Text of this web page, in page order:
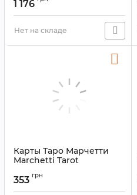
Артикул:
1 176
Нет на складе
Карты Таро Марчетти
Marchetti Tarot
353 грн